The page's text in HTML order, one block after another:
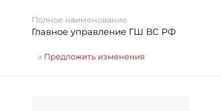
Полное наименование
Главное управление ГШ ВС РФ
Предложить изменения